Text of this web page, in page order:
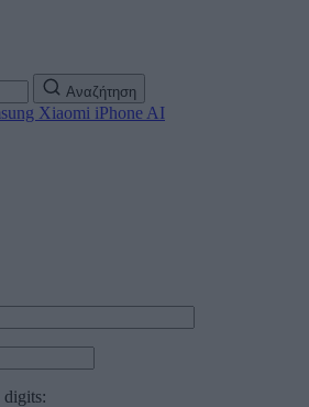
Αναζήτηση
Xiaomi iPhone AI
digits: